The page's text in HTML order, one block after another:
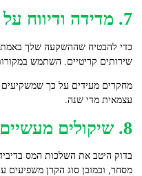
7. מדידה ודיווח על אימפקט
שירותים קריטיים. השתמש במקורות
עצמאית מדי שנה.
8. שיקולים מעשיים ומיסוי
בדוק היטב את השלכות המס